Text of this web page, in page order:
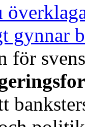
gynnar
för